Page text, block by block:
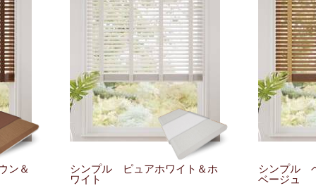
ン＆ シンプル ピュアホワイト＆ホ
ワイト
シンプル
ベージュ